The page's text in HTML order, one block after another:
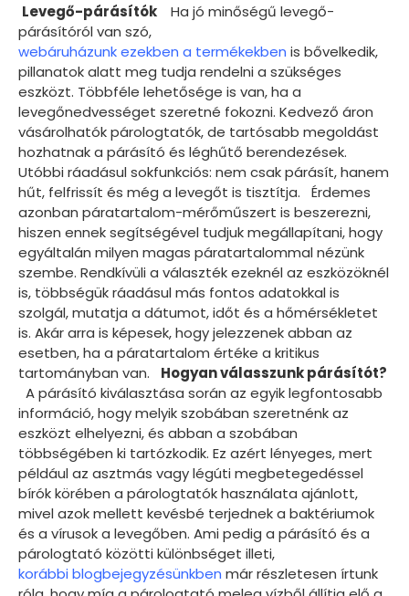
Levegő-párásítók
Ha jó minőségű levegő-
párásítóról van szó,
webáruházunk ezekben a termékekben is bővelkedik,
pillanatok alatt meg tudja rendelni a szükséges
eszközt. Többféle lehetősége is van, ha a
levegőnedvességet szeretné fokozni. Kedvező áron
vásárolhatók párologtatók, de tartósabb megoldást
hozhatnak a párásító és léghűtő berendezések.
Utóbbi ráadásul sokfunkciós: nem csak párásít, hanem
hűt, felfrissít és még a levegőt is tisztítja. Érdemes
azonban páratartalom-mérőműszert is beszerezni,
hiszen ennek segítségével tudjuk megállapítani, hogy
egyáltalán milyen magas páratartalommal nézünk
szembe. Rendkívüli a választék ezeknél az eszközöknél
is, többségük ráadásul más fontos adatokkal is
szolgál, mutatja a dátumot, időt és a hőmérsékletet
is. Akár arra is képesek, hogy jelezzenek abban az
esetben, ha a páratartalom értéke a kritikus
tartományban van. Hogyan válasszunk párásítót?
A párásító kiválasztása során az egyik legfontosabb
információ, hogy melyik szobában szeretnénk az
eszközt elhelyezni, és abban a szobában
többségében ki tartózkodik. Ez azért lényeges, mert
például az asztmás vagy légúti megbetegedéssel
bírók körében a párologtatók használata ajánlott,
mivel azok mellett kevésbé terjednek a baktériumok
és a vírusok a levegőben. Ami pedig a párásító és a
párologtató közötti különbséget illeti,
korábbi blogbejegyzésünkben már részletesen írtunk